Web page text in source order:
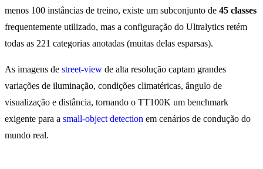
menos 100 instâncias de treino, existe um subconjunto de 45 classes
frequentemente utilizado, mas a configuração do Ultralytics retém
todas as 221 categorias anotadas (muitas delas esparsas).
As imagens de street-view de alta resolução captam grandes
variações de iluminação, condições climatéricas, ângulo de
visualização e distância, tornando o TT100K um benchmark
exigente para a small-object detection em cenários de condução do
mundo real.